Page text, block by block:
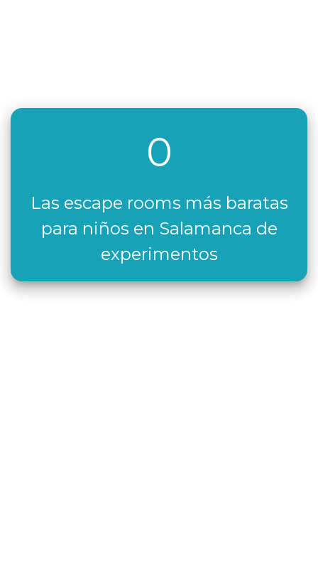
0
Las escape rooms más baratas
para niños en Salamanca de
experimentos